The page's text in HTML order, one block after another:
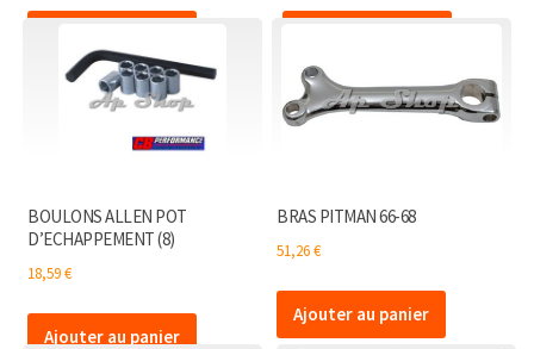
BOULONS ALLEN POT
D’ECHAPPEMENT (8)
18,59€
Ajouter au panier
BRAS PITMAN 66-68
51,26€
Ajouter au panier